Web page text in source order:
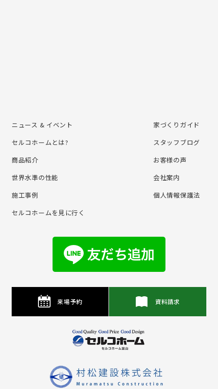
ニュース & イベント
セルコホームとは?
商品紹介
世界水準の性能
施⼯事例
セルコホームを⾒に⾏く
家づくりガイド
スタッフブログ
お客様の声
会社案内
個⼈情報保護法
来場予約 資料請求